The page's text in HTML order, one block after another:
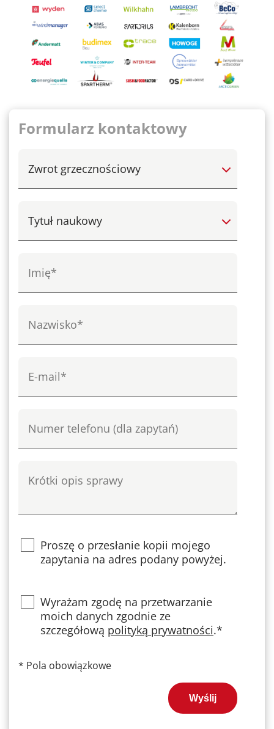
Formularz kontaktowy
Proszę o przesłanie kopii mojego
zapytania na adres podany powyżej.
PrivacyWyrażam zgodę na przetwarzanie
moich danych zgodnie ze
szczegółową polityką prywatności.*
* Pola obowiązkowe
Wyślij